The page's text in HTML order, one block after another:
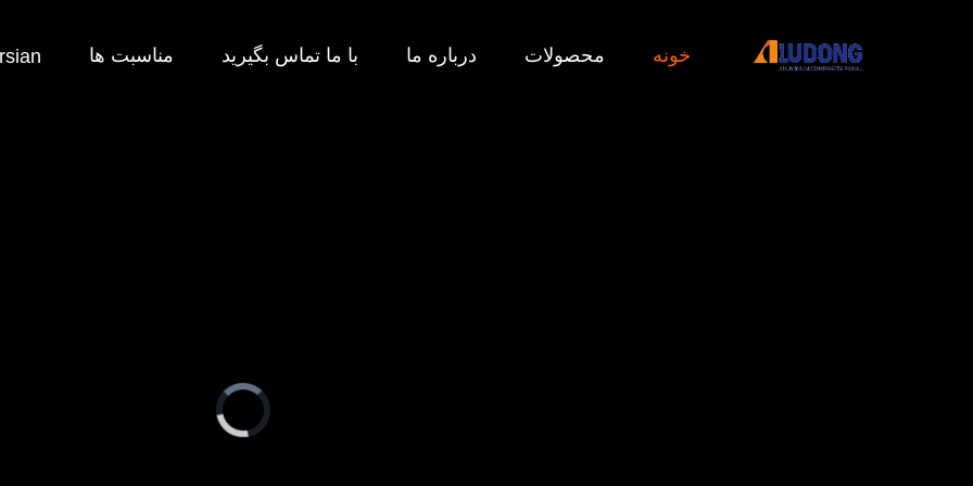
خونه محصولات درباره ما با ما تماس بگیرید مناسبت ها
Video
Player
is
loading.